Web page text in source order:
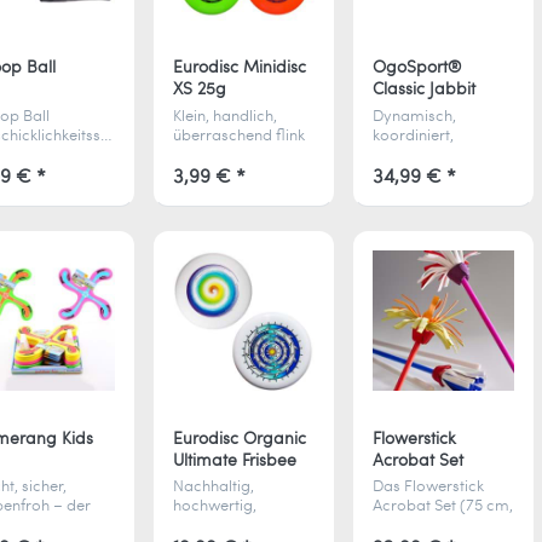
Ball
Ball
für
und
ideal für
€ *
Eurodisc Minidisc
XS 25g
Klein, handlich,
überraschend flink
MiniDisc XS passt in
jede Tasche und
fliegt bis zu 30 m.
Jahren.
3,99 € *
OgoSport®
Classic Jabbit
Dynamisch,
koordiniert,
Jabbit kombiniert
Schleudern und
Fangen im
sorgt für Action bei
Groß und Klein.
34,99 € *
Kids
sicher,
– der
Eurodisc Organic
Ultimate Frisbee
175g
Nachhaltig,
hochwertig,
Flowerstick
Acrobat Set
Das Flowerstick
Acrobat Set (75 cm,